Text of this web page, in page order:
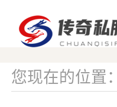
您现在的位置：